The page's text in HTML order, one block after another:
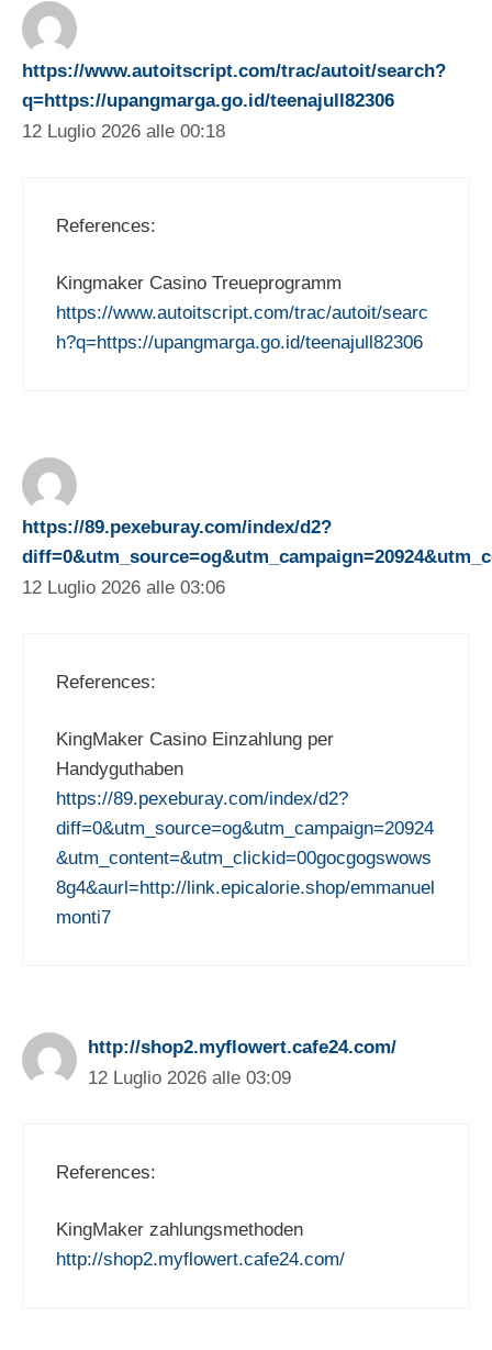
https://www.autoitscript.com/trac/autoit/search?
q=https://upangmarga.go.id/teenajull82306
12 Luglio 2026 alle 00:18
References:
Kingmaker Casino Treueprogramm
https://www.autoitscript.com/trac/autoit/searc
h?q=https://upangmarga.go.id/teenajull82306
https://89.pexeburay.com/index/d2?
12 Luglio 2026 alle 03:06
References:
KingMaker Casino Einzahlung per
Handyguthaben
https://89.pexeburay.com/index/d2?
diff=0&utm_source=og&utm_campaign=20924
&utm_content=&utm_clickid=00gocgogswows
8g4&aurl=http://link.epicalorie.shop/emmanuel
monti7
http://shop2.myflowert.cafe24.com/
12 Luglio 2026 alle 03:09
References:
KingMaker zahlungsmethoden
http://shop2.myflowert.cafe24.com/